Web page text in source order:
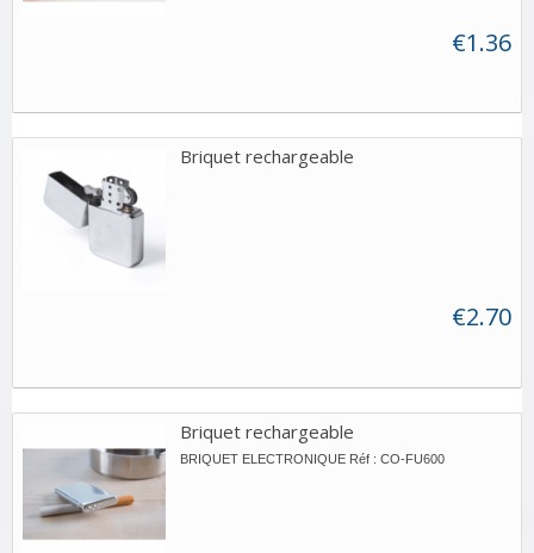
€1.36
Briquet rechargeable
€2.70
Briquet rechargeable
BRIQUET ELECTRONIQUE Réf : CO-FU600